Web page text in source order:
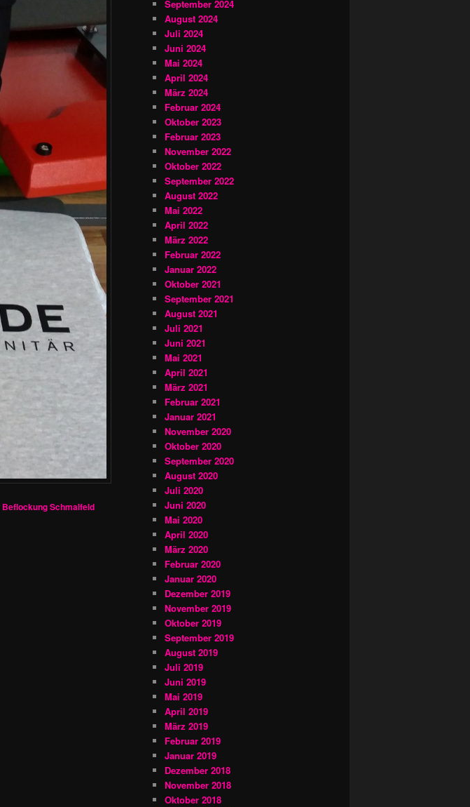
Beflockung Schmalfeld
September 2024
August 2024
Juli 2024
Juni 2024
Mai 2024
April 2024
März 2024
Februar 2024
Oktober 2023
Februar 2023
November 2022
Oktober 2022
September 2022
August 2022
Mai 2022
April 2022
März 2022
Februar 2022
Januar 2022
Oktober 2021
September 2021
August 2021
Juli 2021
Juni 2021
Mai 2021
April 2021
März 2021
Februar 2021
Januar 2021
November 2020
Oktober 2020
September 2020
August 2020
Juli 2020
Juni 2020
Mai 2020
April 2020
März 2020
Februar 2020
Januar 2020
Dezember 2019
November 2019
Oktober 2019
September 2019
August 2019
Juli 2019
Juni 2019
Mai 2019
April 2019
März 2019
Februar 2019
Januar 2019
Dezember 2018
November 2018
Oktober 2018